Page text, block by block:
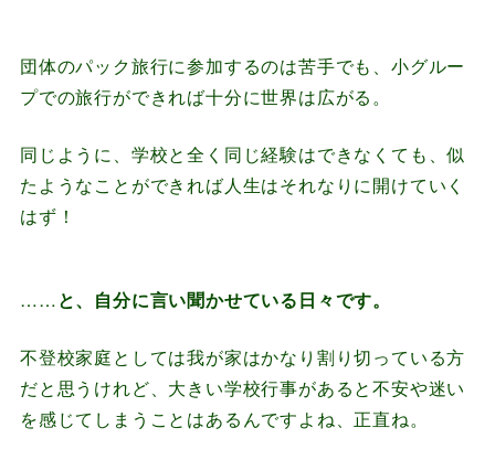
団体のパック旅行に参加するのは苦手でも、小グルー
プでの旅行ができれば十分に世界は広がる。
同じように、学校と全く同じ経験はできなくても、似
たようなことができれば人生はそれなりに開けていく
はず！
……と、自分に言い聞かせている日々です。
不登校家庭としては我が家はかなり割り切っている方
だと思うけれど、大きい学校行事があると不安や迷い
を感じてしまうことはあるんですよね、正直ね。